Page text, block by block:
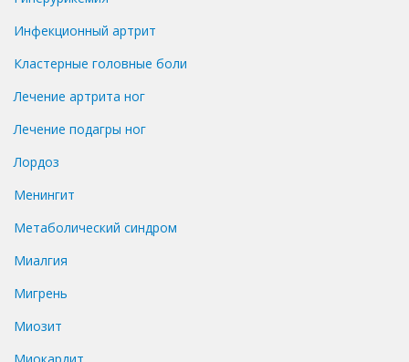
Инфекционный артрит
Кластерные головные боли
Лечение артрита ног
Лечение подагры ног
Лордоз
Менингит
Метаболический синдром
Миалгия
Мигрень
Миозит